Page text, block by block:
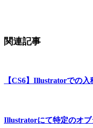
関連記事
【CS6】Illustratorでの
Illustratorにて特定のオ